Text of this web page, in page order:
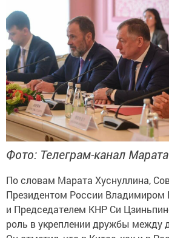
Фото: Телеграм-канал
По словам Марата Хуснуллина,
Президентом России
и Председателем КНР Си
роль в укреплении дружбы между